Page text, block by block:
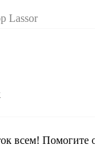
Lassor
всем! Помогите